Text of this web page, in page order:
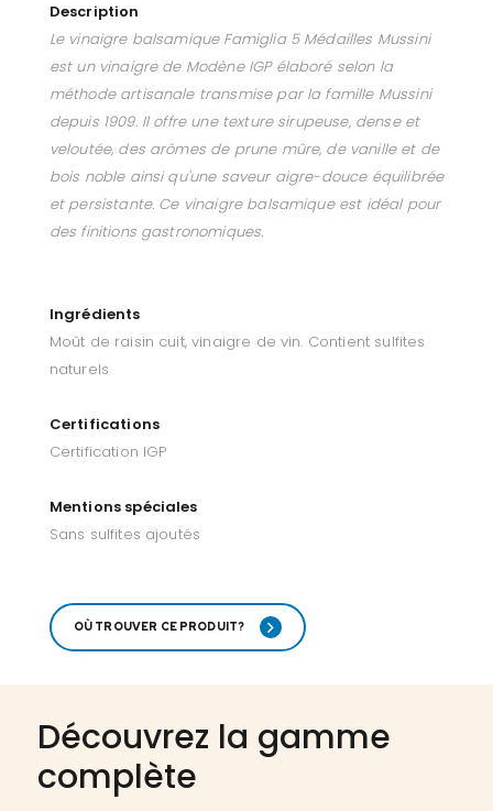
Description
Le vinaigre balsamique Famiglia 5 Médailles Mussini
est un vinaigre de Modène IGP élaboré selon la
méthode artisanale transmise par la famille Mussini
depuis 1909. Il offre une texture sirupeuse, dense et
veloutée, des arômes de prune mûre, de vanille et de
bois noble ainsi qu'une saveur aigre-douce équilibrée
et persistante. Ce vinaigre balsamique est idéal pour
des finitions gastronomiques.
Ingrédients
Moût de raisin cuit, vinaigre de vin. Contient sulfites
naturels
Certifications
Certification IGP
Mentions spéciales
Sans sulfites ajoutés
OÙ TROUVER CE PRODUIT?
Découvrez la gamme
complète